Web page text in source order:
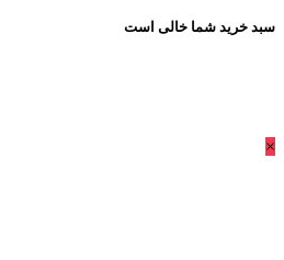
سبد خرید شما خالی است
×